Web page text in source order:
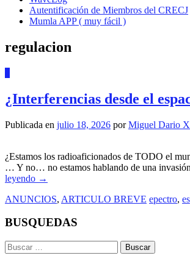
Autentificación de Miembros del CRECJ
Mumla APP ( muy fácil )
regulacion
¿Interferencias desde el
Publicada en julio 18, 2026 porMiguel Dario
¿Estamos los radioaficionados de TODO el
… Y no… no estamos hablando de una
leyendo →
ANUNCIOS, ARTICULO BREVE epectro,
BUSQUEDAS
Buscar: